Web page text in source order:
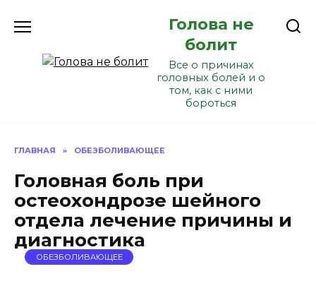
Голова не
болит
Все о причинах
головных болей и о
том, как с ними
бороться
ГЛАВНАЯ » ОБЕЗБОЛИВАЮЩЕЕ
Головная боль при
остеохондрозе шейного
отдела лечение причины и
диагностика
ОБЕЗБОЛИВАЮЩЕЕ